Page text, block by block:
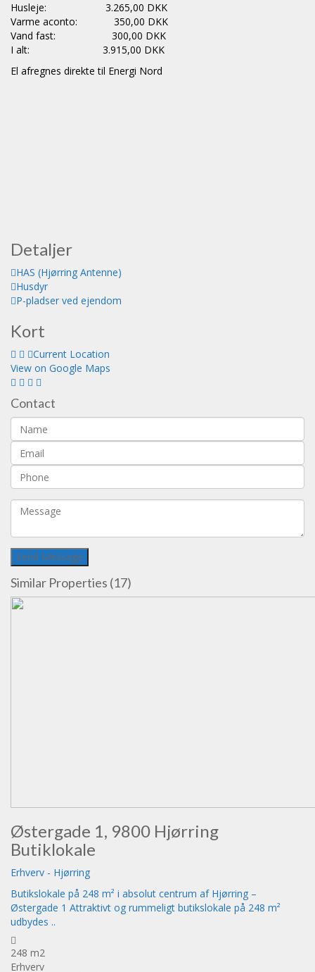
Husleje: 3.265,00 DKK
Varme aconto: 350,00 DKK
Vand fast: 300,00 DKK
I alt: 3.915,00 DKK
El afregnes direkte til Energi Nord
Detaljer
HAS (Hjørring Antenne)
Husdyr
P-pladser ved ejendom
Kort
Current Location
View on Google Maps
Contact
Similar Properties (17)
Østergade 1, 9800 Hjørring
Butiklokale
Erhverv - Hjørring
Butikslokale på 248 m² i absolut centrum af Hjørring –
Østergade 1 Attraktivt og rummeligt butikslokale på 248 m²
udbydes ..
248 m2
Erhverv